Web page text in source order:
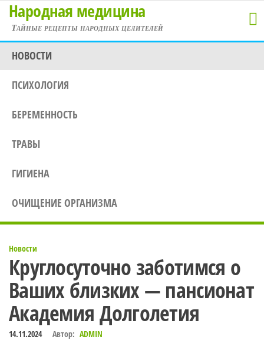
Перейти
содержимому
Народная медицина
Тайные рецепты народных целителей
НОВОСТИ
ПСИХОЛОГИЯ
БЕРЕМЕННОСТЬ
ТРАВЫ
ГИГИЕНА
ОЧИЩЕНИЕ ОРГАНИЗМА
Новости
Круглосуточно заботимся о
Ваших близких — пансионат
Академия Долголетия
14.11.2024 Автор: ADMIN